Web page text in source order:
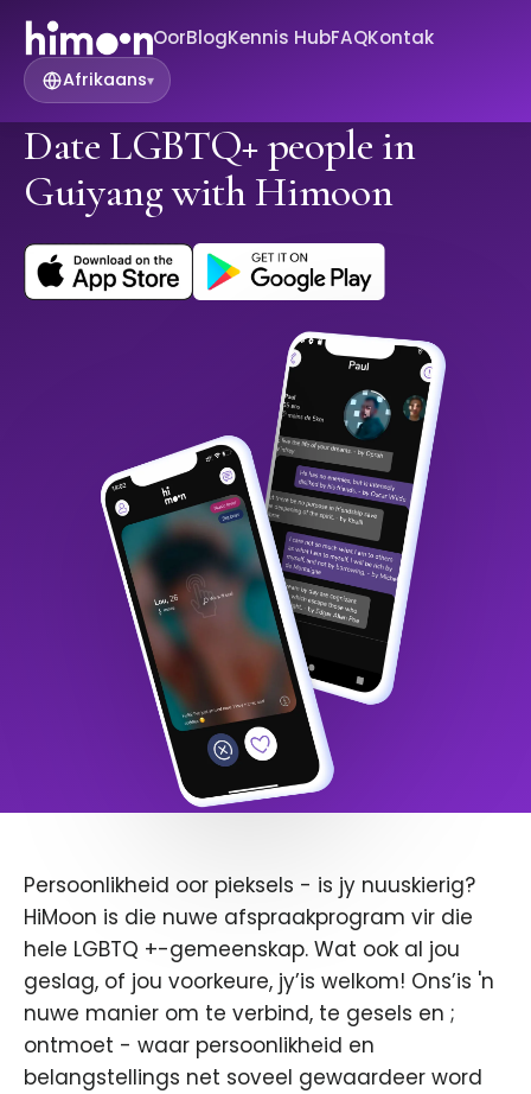
OorBlogKennis HubFAQKontak
Afrikaans▾
Date LGBTQ+ people in
Guiyang with Himoon
Persoonlikheid oor pieksels - is jy nuuskierig?
HiMoon is die nuwe afspraakprogram vir die
hele LGBTQ +-gemeenskap. Wat ook al jou
geslag, of jou voorkeure, jy’is welkom! Ons’is 'n
nuwe manier om te verbind, te gesels en ;
ontmoet - waar persoonlikheid en
belangstellings net soveel gewaardeer word